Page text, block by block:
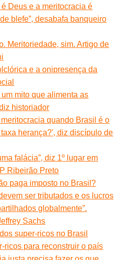
é Deus e a meritocracia é
blefe”, desabafa banqueiro
Meritoriedade, sim. Artigo de
e a onipresença da
mito que alimenta as
historiador
quando Brasil é o
herança?', diz discípulo de
falácia”, diz 1º lugar em
Ribeirão Preto
paga imposto no Brasil?
ser tributados e os lucros
globalmente”.
Sachs
super-ricos no Brasil
ricos para reconstruir o país